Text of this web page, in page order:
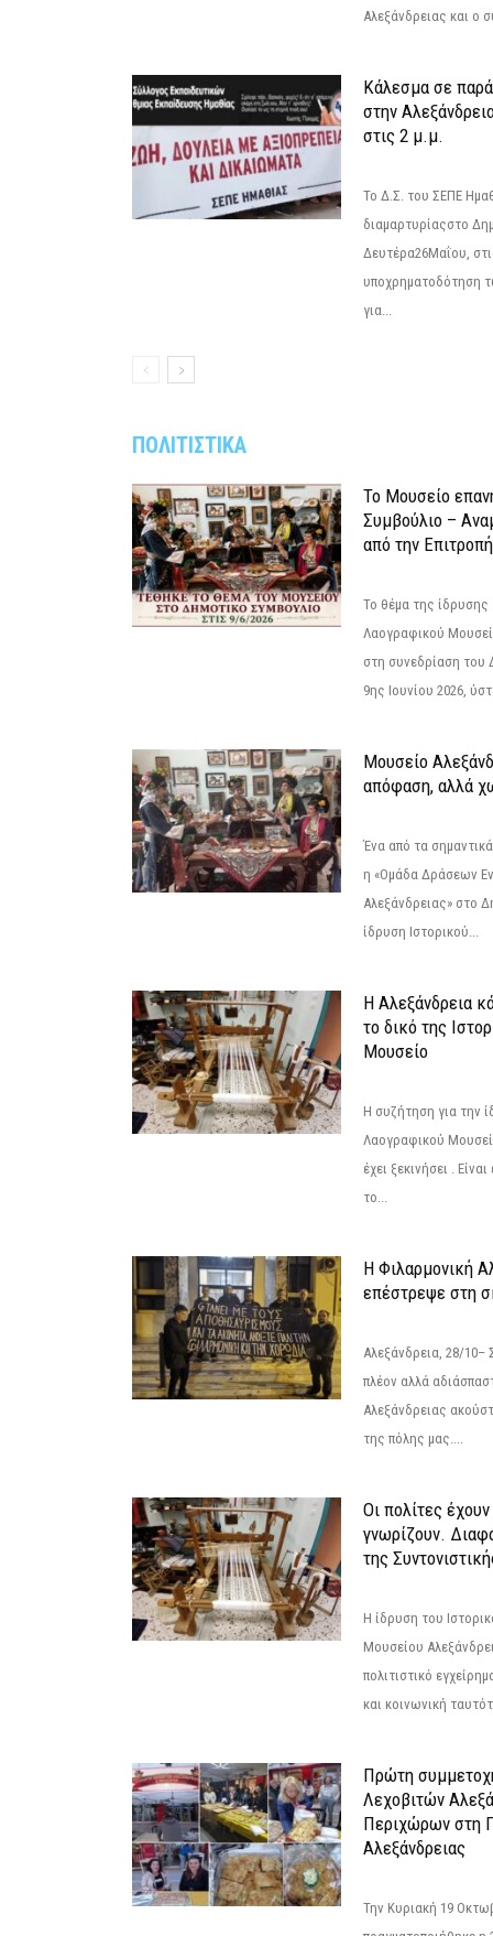
Αλεξάνδρειας και ο
Κάλεσμα σε
στην
στις 2 μ.μ.
Το Δ.Σ. του ΣΕΠΕ
διαμαρτυρίαςστο
Δευτέρα26Μαΐου,
υποχρηματοδότηση
για...
ΠΟΛΙΤΙΣΤΙΚΑ
Το Μουσείο
Συμβούλιο –
από την Επιτροπή
Το θέμα της ίδρυσης
Λαογραφικού
στη συνεδρίαση του
9ης Ιουνίου 2026,
Μουσείο
απόφαση, αλλά
Ένα από τα
η «Ομάδα Δράσεων
Αλεξάνδρειας» στο
ίδρυση Ιστορικού...
Η Αλεξάνδρεια
το δικό της
Μουσείο
Η συζήτηση για την
Λαογραφικού
έχει ξεκινήσει .
το...
Η Φιλαρμονική
επέστρεψε στη
Αλεξάνδρεια, 28/
πλέον αλλά
Αλεξάνδρειας
της πόλης μας....
Οι πολίτες
γνωρίζουν.
της
Η ίδρυση του
Μουσείου
πολιτιστικό
και κοινωνική
Πρώτη
Λεχοβιτών
Περιχώρων στη
Αλεξάνδρειας
Την Κυριακή 19